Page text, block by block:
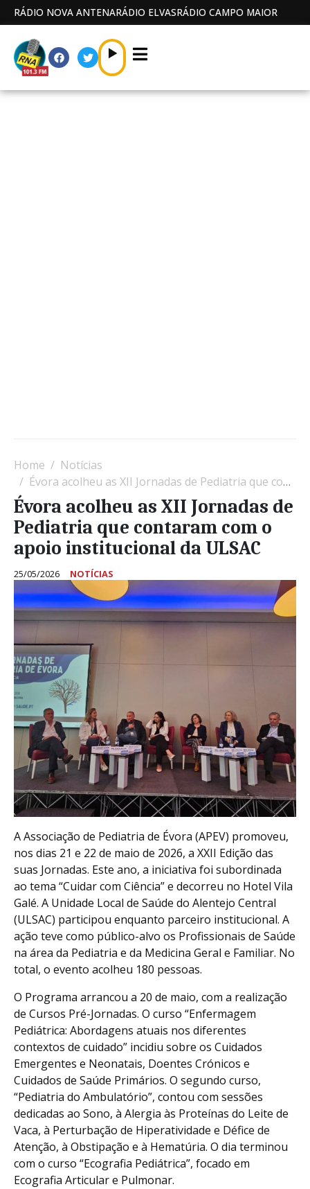
RÁDIO NOVA ANTENARÁDIO ELVASRÁDIO CAMPO MAIOR
Home
Notícias
Évora acolheu as XII Jornadas de Pediatria que contaram com o apoio institucional da ULSAC
Évora acolheu as XII Jornadas de
Pediatria que contaram com o
apoio institucional da ULSAC
25/05/2026 NOTÍCIAS
A Associação de Pediatria de Évora (APEV) promoveu,
nos dias 21 e 22 de maio de 2026, a XXII Edição das
suas Jornadas. Este ano, a iniciativa foi subordinada
ao tema “Cuidar com Ciência” e decorreu no Hotel Vila
Galé. A Unidade Local de Saúde do Alentejo Central
(ULSAC) participou enquanto parceiro institucional. A
ação teve como público-alvo os Profissionais de Saúde
na área da Pediatria e da Medicina Geral e Familiar. No
total, o evento acolheu 180 pessoas.
O Programa arrancou a 20 de maio, com a realização
de Cursos Pré-Jornadas. O curso “Enfermagem
Pediátrica: Abordagens atuais nos diferentes
contextos de cuidado” incidiu sobre os Cuidados
Emergentes e Neonatais, Doentes Crónicos e
Cuidados de Saúde Primários. O segundo curso,
“Pediatria do Ambulatório”, contou com sessões
dedicadas ao Sono, à Alergia às Proteínas do Leite de
Vaca, à Perturbação de Hiperatividade e Défice de
Atenção, à Obstipação e à Hematúria. O dia terminou
com o curso “Ecografia Pediátrica”, focado em
Ecografia Articular e Pulmonar.